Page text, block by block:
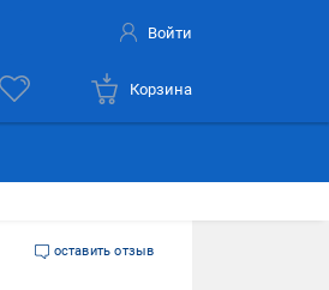
Войти
Корзина
оставить отзыв